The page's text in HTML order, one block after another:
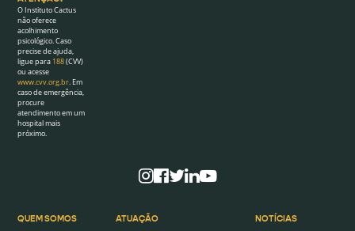
O Instituto Cactus
não oferece
acolhimento
psicológico. Caso
precise de ajuda,
ligue para 188(CVV)
ou acesse
www.cvv.org.br. Em
caso de emergência,
procure
atendimento em um
hospital mais
próximo.
QUEM SOMOS ATUAÇÃO NOTÍCIAS